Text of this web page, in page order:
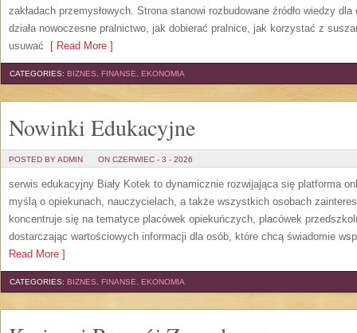
zakładach przemysłowych. Strona stanowi rozbudowane źródło wiedzy
działa nowoczesne pralnictwo, jak dobierać pralnice, jak korzystać z
usuwać [ Read More ]
CATEGORIES: BIZNES, FINANSE, EKONOMIA
Nowinki Edukacyjne
POSTED BY ADMIN ON CZERWIEC - 3 - 2026
serwis edukacyjny Biały Kotek to dynamicznie rozwijająca się platforma
myślą o opiekunach, nauczycielach, a także wszystkich osobach
koncentruje się na tematyce placówek opiekuńczych, placówek
dostarczając wartościowych informacji dla osób, które chcą świadomie
Read More ]
CATEGORIES: BIZNES, FINANSE, EKONOMIA